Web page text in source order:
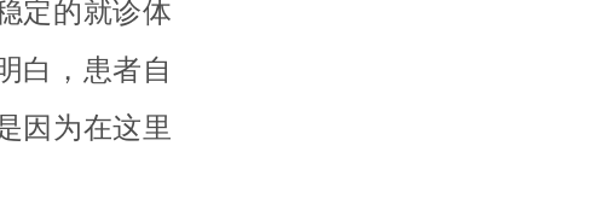
定的就诊体
白，患者自
因为在这里